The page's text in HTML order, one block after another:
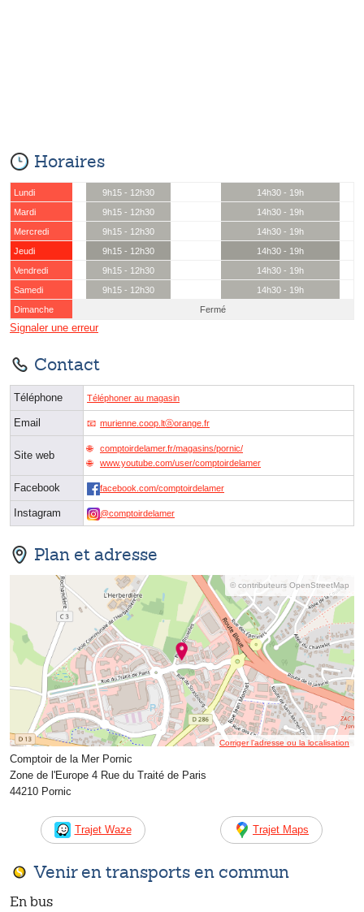
Horaires
Lundi 9h15 - 12h30
14h30 - 19h
Mardi
9h15 - 12h30
14h30 - 19h
Mercredi
9h15 - 12h30
14h30 - 19h
Jeudi
9h15 - 12h30
14h30 - 19h
Vendredi
9h15 - 12h30
14h30 - 19h
Samedi
9h15 - 12h30
14h30 - 19h
Dimanche
Fermé
Signaler une erreur
Contact
Téléphone Téléphoner au magasin
Email murienne.coop.ltⓐorange.fr
Site web
comptoirdelamer.fr/magasins/pornic/
www.youtube.com/user/comptoirdelamer
Facebook facebook.com/comptoirdelamer
Instagram @comptoirdelamer
Plan et adresse
© contributeurs OpenStreetMap
Corriger l’adresse ou la localisation
Comptoir de la Mer Pornic
Zone de l'Europe 4 Rue du Traité de Paris
44210 Pornic
Trajet Waze Trajet Maps
Venir en transports en commun
En bus